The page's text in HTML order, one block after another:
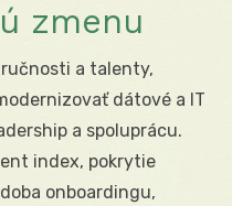
zmenu
a talenty,
dátové a IT
a spoluprácu.
index, pokrytie
onboardingu,